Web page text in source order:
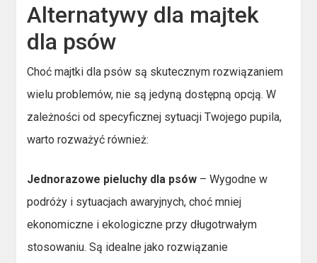
Alternatywy dla majtek
dla psów
Choć majtki dla psów są skutecznym rozwiązaniem
wielu problemów, nie są jedyną dostępną opcją. W
zależności od specyficznej sytuacji Twojego pupila,
warto rozważyć również:
Jednorazowe pieluchy dla psów – Wygodne w
podróży i sytuacjach awaryjnych, choć mniej
ekonomiczne i ekologiczne przy długotrwałym
stosowaniu. Są idealne jako rozwiązanie